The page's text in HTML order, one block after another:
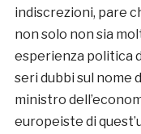
indiscrezioni, pare
non solo non sia
esperienza politica
seri dubbi sul nome
ministro
europeiste di